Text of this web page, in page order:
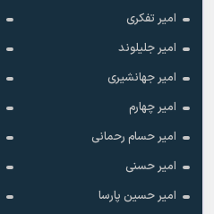
امیر تفکری
امیر جلیلوند
امیر جهانشیری
امیر چهارم
امیر حسام رحمانی
امیر حسنی
امیر حسین پارسا